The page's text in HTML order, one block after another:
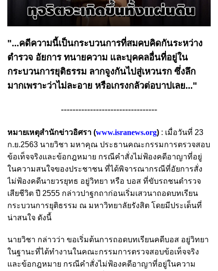
"...คดีความนี้เป็นกระบวนการที่สมคบคิดกันระหว่าง
ตำรวจ อัยการ ทนายความ และบุคคลอื่นที่อยู่ใน
กระบวนการยุติธรรม ลากจูงกันไปสู่เหวนรก ซึ่งลึก
มากเพราะว่าไม่ละอาย หรือเกรงกลัวต่อบาปเลย..."
---------------------------------
หมายเหตุสำนักข่าวอิศรา (www.isranews.org) : เมื่อวันที่ 23
ก.ย.2563 นายวิชา มหาคุณ ประธานคณะกรรมการตรวจสอบ
ข้อเท็จจริงและข้อกฎหมาย กรณีคำสั่งไม่ฟ้องคดีอาญาที่อยู่
ในความสนใจของประชาชน ที่ได้พิจารณากรณีที่อัยการสั่ง
ไม่ฟ้องคดีนายวรยุทธ อยู่วิทยา หรือ บอส ที่ขับรถชนตำรวจ
เสียชีวิต ปี 2555 กล่าวปาฐกถาก่อนเริ่มเสวนาถอดบทเรียน
กระบวนการยุติธรรม ณ มหาวิทยาลัยรังสิต โดยมีประเด็นที่
น่าสนใจ ดังนี้
นายวิชา กล่าวว่า ขอเริ่มต้นการถอดบทเรียนคดีบอส อยู่วิทยา
ในฐานะที่ได้ทำงานในคณะกรรมการตรวจสอบข้อเท็จจริง
และข้อกฎหมาย กรณีคำสั่งไม่ฟ้องคดีอาญาที่อยู่ในความ